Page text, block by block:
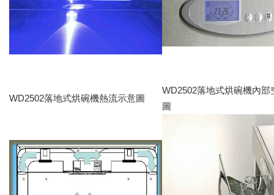
WD2502落地式烘碗機熱流示意圖
WD2502落地式烘碗機內部
圖